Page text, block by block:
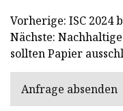
Vorherige: ISC 2024
Nächste:
sollten Papier
Anfrage absenden